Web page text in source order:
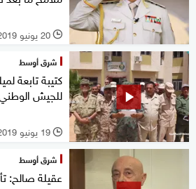
l 20 يونيو 2019
شرق أوسط
كتيبة تابعة
للجيش
l 19 يونيو 2019
شرق أوسط
عقيلة صالح: